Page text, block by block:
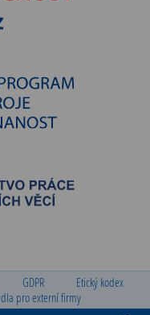
GDPR
Etický kodex
pro externí firmy